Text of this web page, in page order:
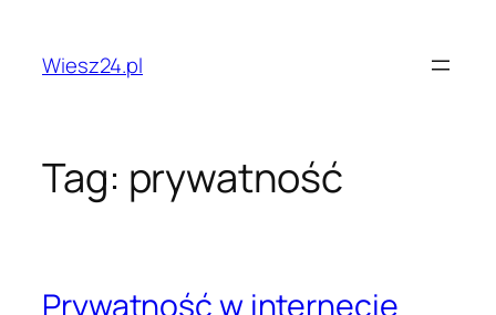
treściWiesz24.pl
Tag: prywatność
Prywatność w internecie